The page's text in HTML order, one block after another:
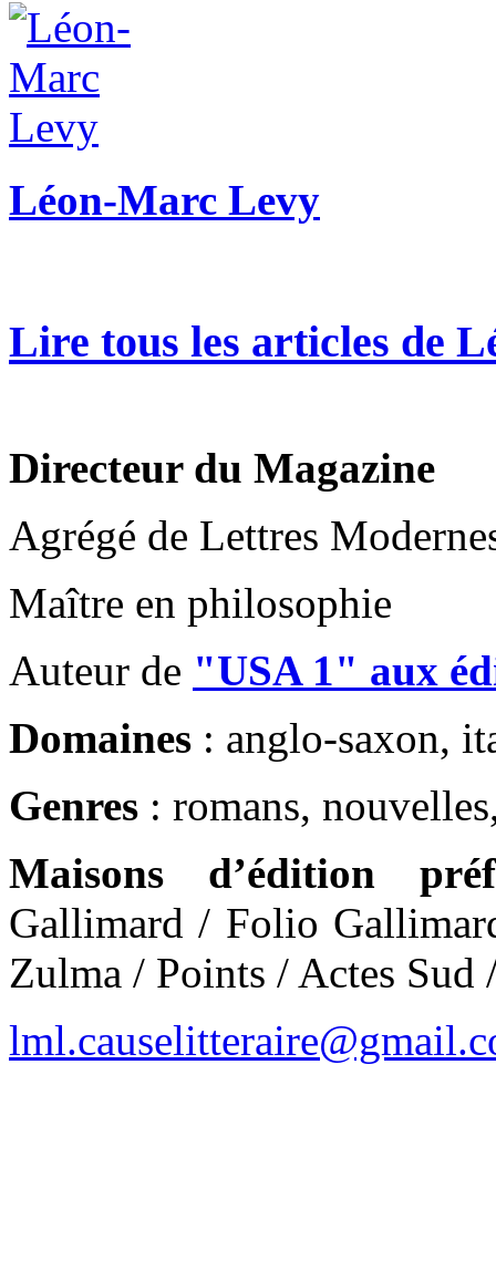
Léon-Marc Levy
Lire tous les articles de
Directeur du Magazine
Agrégé de Lettres
Maître en philosophie
Auteur de "USA 1" aux
Domaines : anglo-saxon,
Genres : romans,
Maisons d’édition
Gallimard / Folio
Zulma / Points / Actes Sud